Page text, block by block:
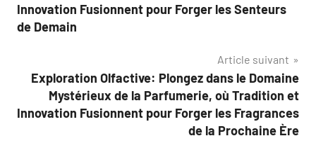
l’article
Innovation Fusionnent pour Forger les Senteurs
de Demain
Article suivant
Exploration Olfactive: Plongez dans le Domaine
Mystérieux de la Parfumerie, où Tradition et
Innovation Fusionnent pour Forger les Fragrances
de la Prochaine Ère